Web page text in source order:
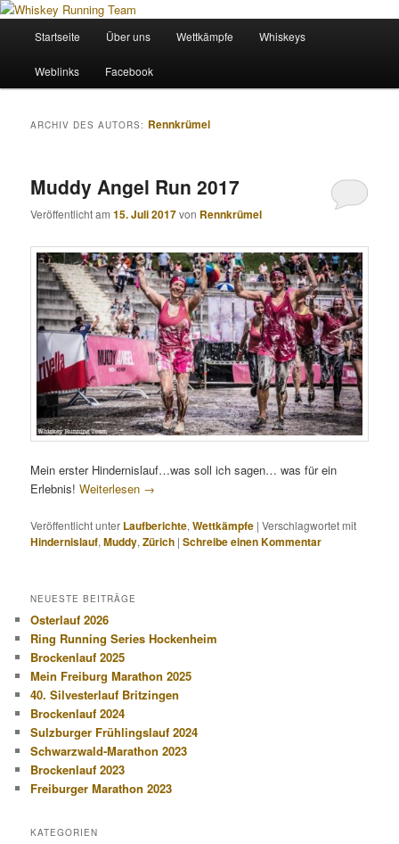
Zum
springen
Zum
springenWhiskey Running Team
Wir sind das Whiskey Running Team
Startseite Über uns Wettkämpfe Whiskeys
Weblinks Facebook
ARCHIV DES AUTORS: Rennkrümel
Muddy Angel Run 2017
Veröffentlicht am15. Juli 2017von Rennkrümel
Mein erster Hindernislauf…was soll ich sagen… was für ein
Erlebnis!Weiterlesen →
Veröffentlicht unter Laufberichte,Wettkämpfe |Verschlagwortet mit
Hindernislauf,Muddy,Zürich |Schreibe einen Kommentar
NEUESTE BEITRÄGE
Osterlauf 2026
Ring Running Series Hockenheim
Brockenlauf 2025
Mein Freiburg Marathon 2025
40. Silvesterlauf Britzingen
Brockenlauf 2024
Sulzburger Frühlingslauf 2024
Schwarzwald-Marathon 2023
Brockenlauf 2023
Freiburger Marathon 2023
KATEGORIEN